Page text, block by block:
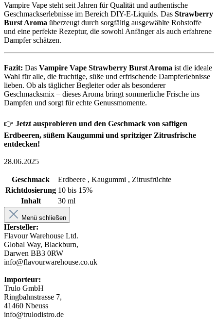
Vampire Vape steht seit Jahren für Qualität und authentische
Geschmackserlebnisse im Bereich DIY-E-Liquids. Das Strawberry
Burst Aroma überzeugt durch sorgfältig ausgewählte Rohstoffe
und eine perfekte Rezeptur, die sowohl Anfänger als auch erfahrene
Dampfer schätzen.
Fazit: Das Vampire Vape Strawberry Burst Aroma ist die ideale
Wahl für alle, die fruchtige, süße und erfrischende Dampferlebnisse
lieben. Ob als täglicher Begleiter oder als besonderer
Geschmacksmix – dieses Aroma bringt sommerliche Frische ins
Dampfen und sorgt für echte Genussmomente.
👉 Jetzt ausprobieren und den Geschmack von saftigen
Erdbeeren, süßem Kaugummi und spritziger Zitrusfrische
entdecken!
28.06.2025
Geschmack
Erdbeere , Kaugummi , Zitrusfrüchte
Richtdosierung 10 bis 15%
Inhalt
30 ml
Menü schließen
Hersteller:
Flavour Warehouse Ltd.
Global Way, Blackburn,
Darwen BB3 0RW
info@flavourwarehouse.co.uk
Importeur:
Trulo GmbH
Ringbahnstrasse 7,
41460 Nbeuss
info@trulodistro.de